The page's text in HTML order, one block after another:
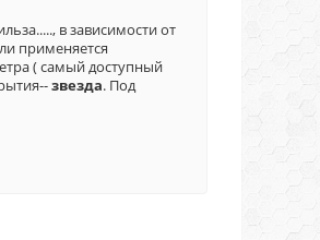
в зависимости от
применяется
( самый доступный
звезда. Под